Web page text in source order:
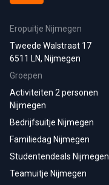
Eropuitje Nijmegen
Tweede Walstraat 17
6511 LN, Nijmegen
Groepen
Activiteiten 2 personen
Nijmegen
Bedrijfsuitje Nijmegen
Familiedag Nijmegen
Studentendeals Nijmegen
Teamuitje Nijmegen